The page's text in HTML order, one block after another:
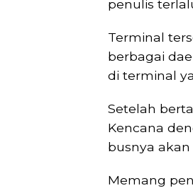
penulis
Terminal
berbagai
di terminal
Setelah
Kencana
busnya
Memang